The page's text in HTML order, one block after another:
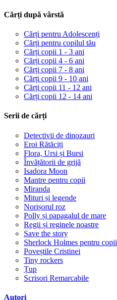
Cărți după vârstă
Cărți pentru Adolescenți
Cărți pentru copilul tău
Cărți copii 1 - 3 ani
Cărți copii 4 - 6 ani
Cărți copii 7 - 8 ani
Cărți copii 9 - 10 ani
Cărți copii 11 - 12 ani
Cărți copii 12 - 14 ani
Serii de cărți
Detectivii de dinozauri
Eroi Rătăciți
Flora, Ursi și Bursi
Învățătorii de grijă
Isadora Moon
Mantre pentru copii
Miranda
Mituri și legende
Norișorul roz
Polly și papagalul de mare
Regii și reginele noastre
Save the story
Sherlock Holmes pentru copii
Poveștile Cristinei
Tiny rockers
Țup
Scrisori Remarcabile
Autori